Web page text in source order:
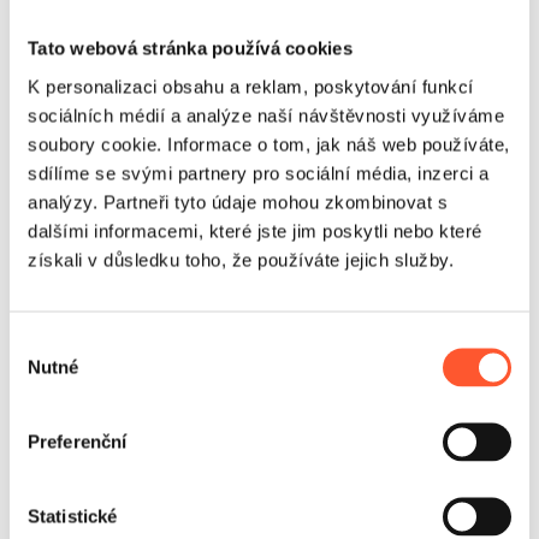
Tato webová stránka používá cookies
K personalizaci obsahu a reklam, poskytování funkcí
sociálních médií a analýze naší návštěvnosti využíváme
soubory cookie. Informace o tom, jak náš web používáte,
sdílíme se svými partnery pro sociální média, inzerci a
analýzy. Partneři tyto údaje mohou zkombinovat s
dalšími informacemi, které jste jim poskytli nebo které
získali v důsledku toho, že používáte jejich služby.
souhlasu
Nutné
Preferenční
Statistické
Využití
dnech měst a ve velkých rodinných zónách, kde je
důležitá návštěvnost i dobrá organizace pohybu. Různé
může efektivněji řídit frontu i časy vstupu. Takový model